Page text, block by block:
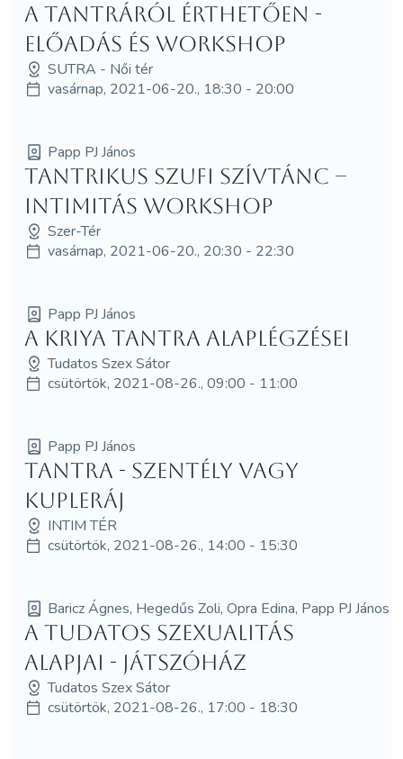
A tantráról érthetően -
előadás és workshop
SUTRA - Női tér
vasárnap, 2021-06-20., 18:30 - 20:00
Papp PJ János
Tantrikus szufi szívtánc –
intimitás workshop
Szer-Tér
vasárnap, 2021-06-20., 20:30 - 22:30
Papp PJ János
A Kriya Tantra alaplégzései
Tudatos Szex Sátor
csütörtök, 2021-08-26., 09:00 - 11:00
Papp PJ János
Tantra - szentély vagy
kupleráj
INTIM TÉR
csütörtök, 2021-08-26., 14:00 - 15:30
Baricz Ágnes, Hegedűs Zoli, Opra Edina, Papp PJ János
A tudatos szexualitás
alapjai - Játszóház
Tudatos Szex Sátor
csütörtök, 2021-08-26., 17:00 - 18:30